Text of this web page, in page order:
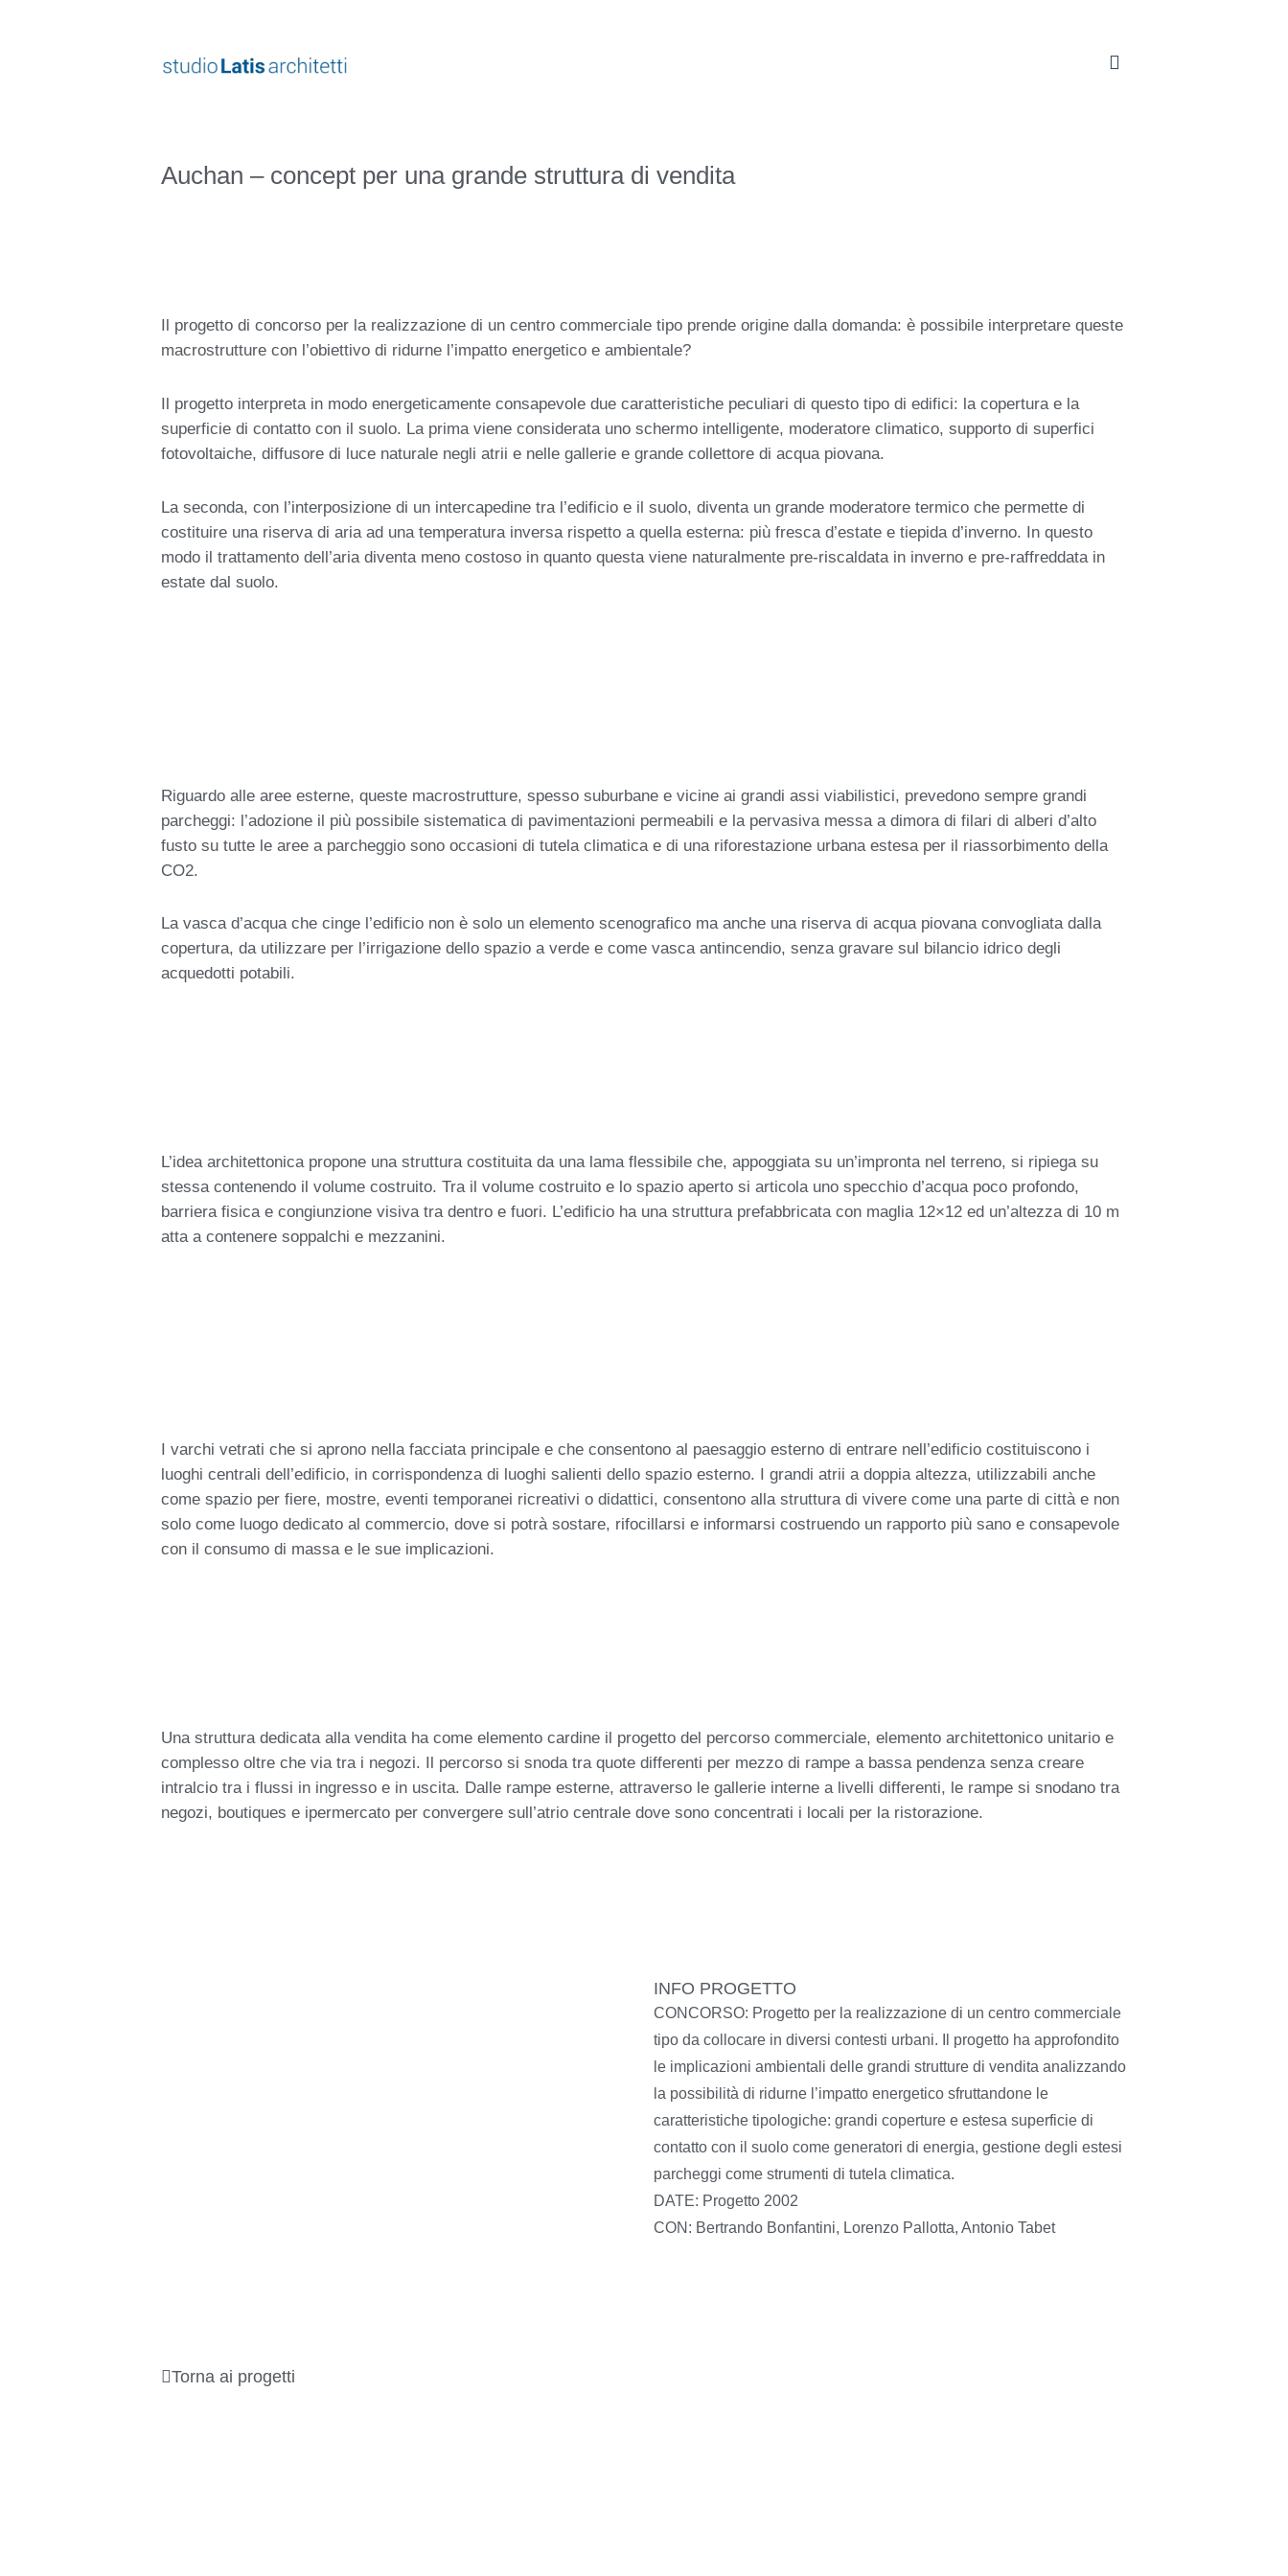
Auchan – concept per una grande struttura di vendita
Il progetto di concorso per la realizzazione di un centro commerciale tipo prende origine dalla domanda: è possibile interpretare queste
macrostrutture con l’obiettivo di ridurne l’impatto energetico e ambientale?
Il progetto interpreta in modo energeticamente consapevole due caratteristiche peculiari di questo tipo di edifici: la copertura e la
superficie di contatto con il suolo. La prima viene considerata uno schermo intelligente, moderatore climatico, supporto di superfici
fotovoltaiche, diffusore di luce naturale negli atrii e nelle gallerie e grande collettore di acqua piovana.
La seconda, con l’interposizione di un intercapedine tra l’edificio e il suolo, diventa un grande moderatore termico che permette di
costituire una riserva di aria ad una temperatura inversa rispetto a quella esterna: più fresca d’estate e tiepida d’inverno. In questo
modo il trattamento dell’aria diventa meno costoso in quanto questa viene naturalmente pre-riscaldata in inverno e pre-raffreddata in
estate dal suolo.
Riguardo alle aree esterne, queste macrostrutture, spesso suburbane e vicine ai grandi assi viabilistici, prevedono sempre grandi
parcheggi: l’adozione il più possibile sistematica di pavimentazioni permeabili e la pervasiva messa a dimora di filari di alberi d’alto
fusto su tutte le aree a parcheggio sono occasioni di tutela climatica e di una riforestazione urbana estesa per il riassorbimento della
CO2.
La vasca d’acqua che cinge l’edificio non è solo un elemento scenografico ma anche una riserva di acqua piovana convogliata dalla
copertura, da utilizzare per l’irrigazione dello spazio a verde e come vasca antincendio, senza gravare sul bilancio idrico degli
acquedotti potabili.
L’idea architettonica propone una struttura costituita da una lama flessibile che, appoggiata su un’impronta nel terreno, si ripiega su
stessa contenendo il volume costruito. Tra il volume costruito e lo spazio aperto si articola uno specchio d’acqua poco profondo,
barriera fisica e congiunzione visiva tra dentro e fuori. L’edificio ha una struttura prefabbricata con maglia 12×12 ed un’altezza di 10 m
atta a contenere soppalchi e mezzanini.
I varchi vetrati che si aprono nella facciata principale e che consentono al paesaggio esterno di entrare nell’edificio costituiscono i
luoghi centrali dell’edificio, in corrispondenza di luoghi salienti dello spazio esterno. I grandi atrii a doppia altezza, utilizzabili anche
come spazio per fiere, mostre, eventi temporanei ricreativi o didattici, consentono alla struttura di vivere come una parte di città e non
solo come luogo dedicato al commercio, dove si potrà sostare, rifocillarsi e informarsi costruendo un rapporto più sano e consapevole
con il consumo di massa e le sue implicazioni.
Una struttura dedicata alla vendita ha come elemento cardine il progetto del percorso commerciale, elemento architettonico unitario e
complesso oltre che via tra i negozi. Il percorso si snoda tra quote differenti per mezzo di rampe a bassa pendenza senza creare
intralcio tra i flussi in ingresso e in uscita. Dalle rampe esterne, attraverso le gallerie interne a livelli differenti, le rampe si snodano tra
negozi, boutiques e ipermercato per convergere sull’atrio centrale dove sono concentrati i locali per la ristorazione.
INFO PROGETTO
CONCORSO: Progetto per la realizzazione di un centro commerciale
tipo da collocare in diversi contesti urbani. Il progetto ha approfondito
le implicazioni ambientali delle grandi strutture di vendita analizzando
la possibilità di ridurne l’impatto energetico sfruttandone le
caratteristiche tipologiche: grandi coperture e estesa superficie di
contatto con il suolo come generatori di energia, gestione degli estesi
parcheggi come strumenti di tutela climatica.
DATE: Progetto 2002
CON: Bertrando Bonfantini, Lorenzo Pallotta, Antonio Tabet
Torna ai progetti